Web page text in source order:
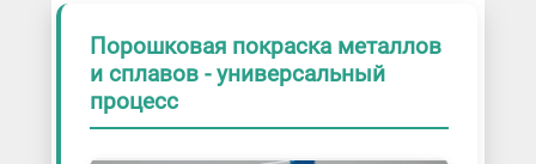
Порошковая покраска металлов
и сплавов - универсальный
процесс